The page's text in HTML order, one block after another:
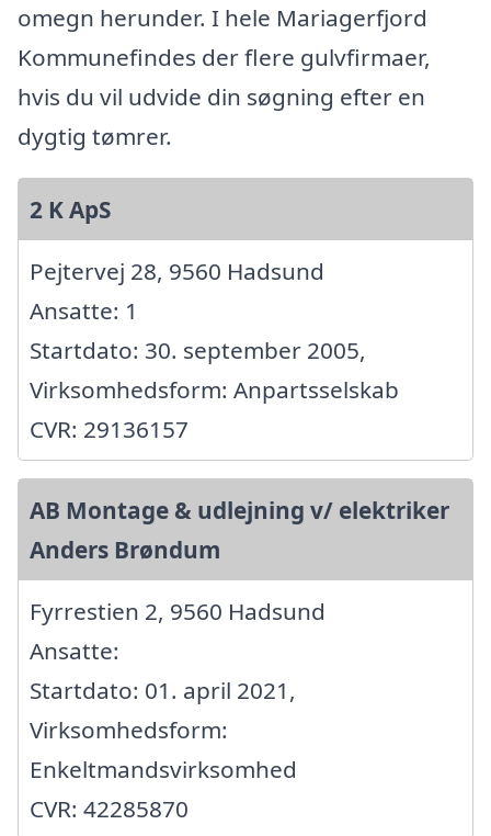
omegn herunder. I hele Mariagerfjord
Kommunefindes der flere gulvfirmaer,
hvis du vil udvide din søgning efter en
dygtig tømrer.
2 K ApS
Pejtervej 28, 9560 Hadsund
Ansatte: 1
Startdato: 30. september 2005,
Virksomhedsform: Anpartsselskab
CVR: 29136157
AB Montage & udlejning v/ elektriker
Anders Brøndum
Fyrrestien 2, 9560 Hadsund
Ansatte:
Startdato: 01. april 2021,
Virksomhedsform:
Enkeltmandsvirksomhed
CVR: 42285870